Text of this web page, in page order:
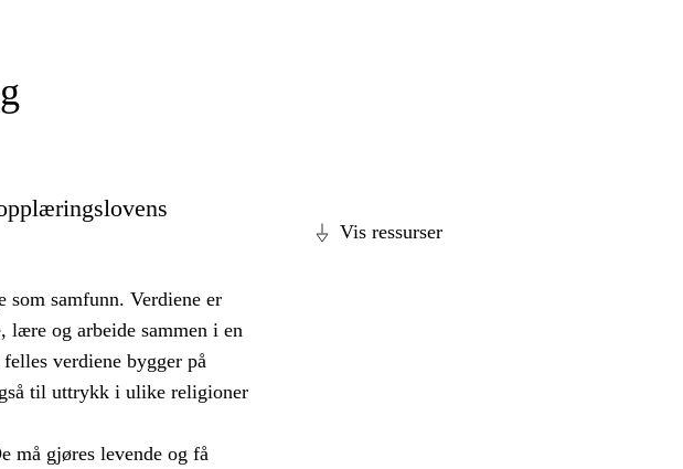
Vis ressurser
som samfunn. Verdiene er
lære og arbeide sammen i en
verdiene bygger på
til uttrykk i ulike religioner
må gjøres levende og få